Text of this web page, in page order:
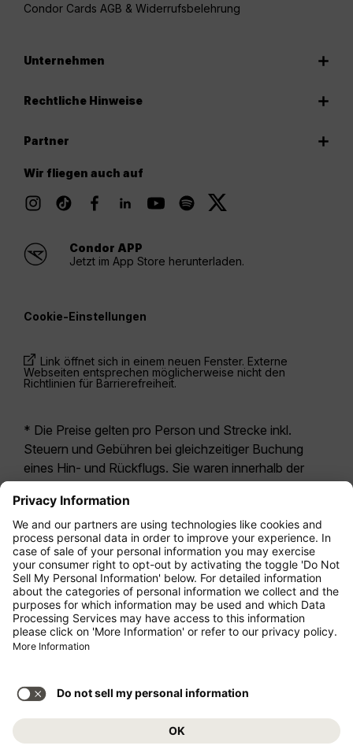
Condor Cards AGB & Widerrufsbelehrung
Unternehmen
Rechtliche Hinweise
Partner
Wir fliegen auch auf
Condor APP
Jetzt im App Store herunterladen.
Cookie-Einstellungen
Link öffnet sich in einem neuen Fenster. Externe
Webseiten entsprechen möglicherweise nicht den
Richtlinien für Barrierefreiheit.
* Die Preise gelten pro Person und Strecke inkl.
Steuern und Gebühren bei gleichzeitiger Buchung
eines Hin- und Rückflugs. Sie waren innerhalb der
letzten 24 Stunden verfügbar und sind
möglicherweise nicht mehr aktuell. Bei den für die
Economy Class angegebenen Tarifen handelt es
sich i.d.R. um Economy Zero, unsere restriktivste
Tarifoption. Es können hierfür zusätzliche Gebühren
fürAufgabegepäckoder für andere optionale
Leistungen anfallen. Es gelten dieAllgemeinen
Geschäftsbedingungen .